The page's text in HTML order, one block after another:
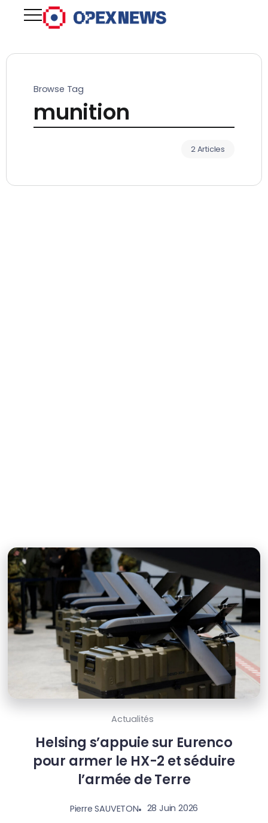
Browse Tag
munition
2 Articles
Actualités
Helsing s’appuie sur Eurenco
pour armer le HX-2 et séduire
l’armée de Terre
Pierre SAUVETON 28 Juin 2026